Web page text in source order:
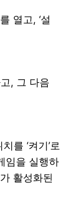
열고, ‘설
, 그 다음
를 ‘켜기’로
임을 실행하
활성화된